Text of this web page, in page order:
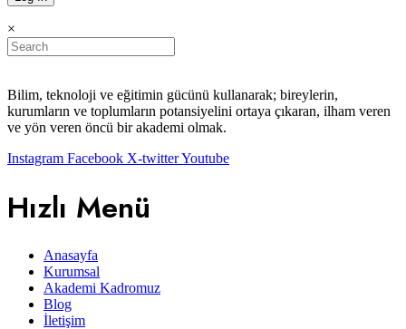
×
Bilim, teknoloji ve eğitimin gücünü kullanarak; bireylerin,
kurumların ve toplumların potansiyelini ortaya çıkaran, ilham veren
ve yön veren öncü bir akademi olmak.
Instagram Facebook X-twitterYoutube
Hızlı Menü
Anasayfa
Kurumsal
Akademi Kadromuz
Blog
İletişim